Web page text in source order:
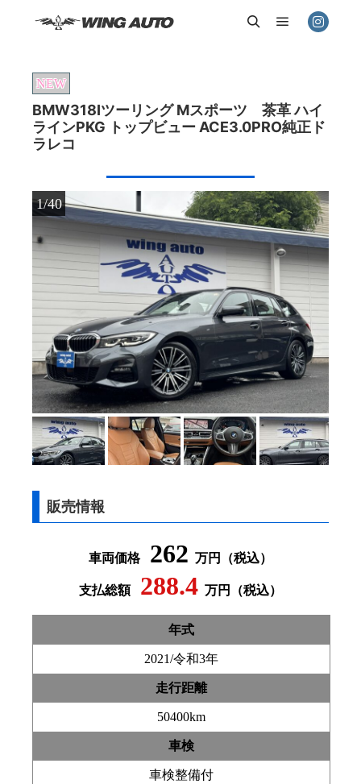
NEW
BMW318Iツーリング Mスポーツ 茶革 ハイ
ラインPKG トップビュー ACE3.0PRO純正ド
ラレコ
1/40
販売情報
車両価格 262 万円（税込）
支払総額 288.4 万円（税込）
年式
2021/令和3年
走行距離
50400km
車検
車検整備付